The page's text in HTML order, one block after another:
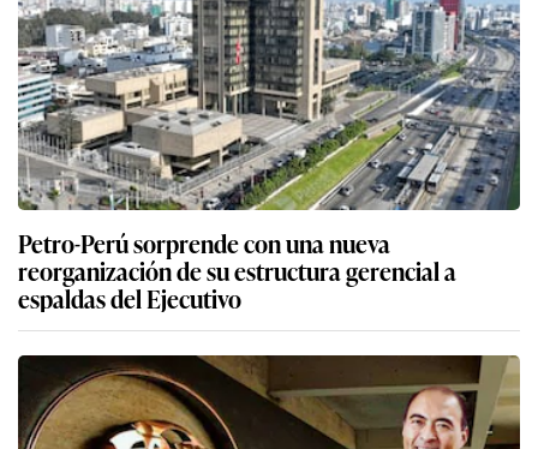
Petro-Perú sorprende con una nueva
reorganización de su estructura gerencial a
espaldas del Ejecutivo